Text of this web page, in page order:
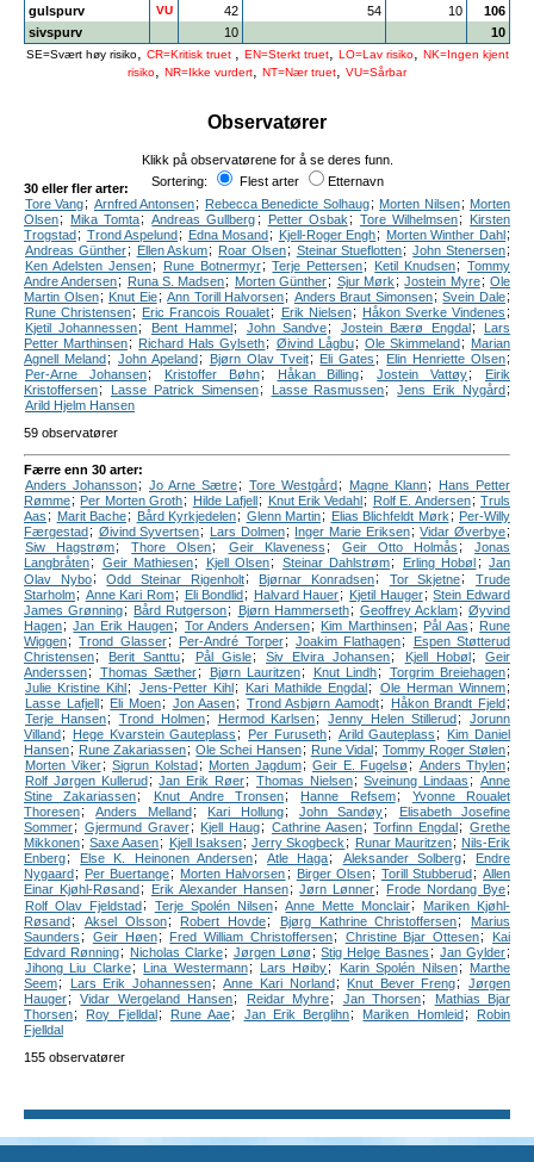
gulspurv
VU 42 54 10
106
sivspurv
10 10
SE=Svært høy risiko, CR=Kritisk truet , EN=Sterkt truet, LO=Lav risiko, NK=Ingen kjent
risiko, NR=Ikke vurdert, NT=Nær truet, VU=Sårbar
Observatører
Klikk på observatørene for å se deres funn.
Sortering:
Flest arter Etternavn
30 eller fler arter:
Tore Vang; Arnfred Antonsen; Rebecca Benedicte Solhaug; Morten Nilsen; Morten
Olsen; Mika Tomta; Andreas Gullberg ; Petter Osbak ; Tore Wilhelmsen;
Kirsten
Trogstad; Trond Aspelund; Edna Mosand; Kjell-Roger Engh; Morten Winther Dahl;
Andreas Günther; Ellen Askum; Roar Olsen; Steinar Stueflotten; John Stenersen;
Ken Adelsten Jensen; Rune Botnermyr ; Terje Pettersen; Ketil Knudsen; Tommy
Andre Andersen; Runa S. Madsen; Morten Günther; Sjur Mørk ; Jostein Myre; Ole
Martin Olsen ; Knut Eie; Ann Torill Halvorsen; Anders Braut Simonsen; Svein Dale;
Rune Christensen; Eric Francois Roualet; Erik Nielsen; Håkon Sverke Vindenes ;
Kjetil Johannessen; Bent Hammel; John Sandve; Jostein Bærø Engdal;
Lars
Petter Marthinsen; Richard Hals Gylseth; Øivind Lågbu; Ole Skimmeland; Marian
Agnell Meland; John Apeland; Bjørn Olav Tveit ; Eli Gates ; Elin Henriette Olsen;
Per-Arne Johansen; Kristoffer Bøhn; Håkan Billing; Jostein Vattøy;
Eirik
Kristoffersen; Lasse Patrick Simensen; Lasse Rasmussen; Jens Erik Nygård;
Arild Hjelm Hansen
59 observatører
Færre enn 30 arter:
Anders Johansson; Jo Arne Sætre; Tore Westgård ; Magne Klann;
Hans Petter
Rømme; Per Morten Groth; Hilde Lafjell ; Knut Erik Vedahl ; Rolf E. Andersen; Truls
Aas ; Marit Bache; Bård Kyrkjedelen; Glenn Martin; Elias Blichfeldt Mørk ; Per-Willy
Færgestad ; Øivind Syvertsen; Lars Dolmen; Inger Marie Eriksen; Vidar Øverbye;
Siw Hagstrøm; Thore Olsen; Geir Klaveness ; Geir Otto Holmås ; Jonas
Langbråten; Geir Mathiesen; Kjell Olsen; Steinar Dahlstrøm; Erling Hobøl ; Jan
Olav Nybo; Odd Steinar Rigenholt; Bjørnar Konradsen; Tor Skjetne; Trude
Starholm; Anne Kari Rom; Eli Bondlid; Halvard Hauer; Kjetil Hauger; Stein Edward
James Grønning; Bård Rutgerson; Bjørn Hammerseth; Geoffrey Acklam; Øyvind
Hagen; Jan Erik Haugen; Tor Anders Andersen; Kim Marthinsen; Pål Aas ; Rune
Wiggen; Trond Glasser; Per-André Torper ; Joakim Flathagen;
Espen Støtterud
Christensen; Berit Santtu; Pål Gisle; Siv Elvira Johansen; Kjell Hobøl; Geir
Anderssen; Thomas Sæther; Bjørn Lauritzen; Knut Lindh; Torgrim Breiehagen;
Julie Kristine Kihl; Jens-Petter Kihl; Kari Mathilde Engdal; Ole Herman Winnem;
Lasse Lafjell; Eli Moen; Jon Aasen; Trond Asbjørn Aamodt; Håkon Brandt Fjeld;
Terje Hansen; Trond Holmen; Hermod Karlsen; Jenny Helen Stillerud; Jorunn
Villand; Hege Kvarstein Gauteplass ; Per Furuseth; Arild Gauteplass ;
Kim Daniel
Hansen; Rune Zakariassen; Ole Schei Hansen ; Rune Vidal; Tommy Roger Stølen;
Morten Viker ; Sigrun Kolstad ; Morten Jagdum ; Geir E. Fugelsø ; Anders Thylen;
Rolf Jørgen Kullerud; Jan Erik Røer; Thomas Nielsen; Sveinung Lindaas ; Anne
Stine Zakariassen; Knut Andre Tronsen; Hanne Refsem ;
Yvonne Roualet
Thoresen; Anders Melland ; Kari Hollung ; John Sandøy;
Elisabeth Josefine
Sommer; Gjermund Graver ; Kjell Haug; Cathrine Aasen; Torfinn Engdal ; Grethe
Mikkonen; Saxe Aasen; Kjell Isaksen; Jerry Skogbeck ; Runar Mauritzen; Nils-Erik
Enberg; Else K. Heinonen Andersen; Atle Haga; Aleksander Solberg;
Endre
Nygaard ; Per Buertange; Morten Halvorsen ; Birger Olsen; Torill Stubberud ; Allen
Einar Kjøhl-Røsand ; Erik Alexander Hansen ; Jørn Lønner; Frode Nordang Bye;
Rolf Olav Fjeldstad; Terje Spolén Nilsen ; Anne Mette Monclair;
Mariken Kjøhl-
Røsand; Aksel Olsson ; Robert Hovde; Bjørg Kathrine Christoffersen;
Marius
Saunders ; Geir Høen ; Fred William Christoffersen; Christine Bjar Ottesen;
Kai
Edvard Rønning; Nicholas Clarke; Jørgen Lønø ; Stig Helge Basnes ; Jan Gylder;
Jihong Liu Clarke; Lina Westermann; Lars Høiby; Karin Spolén Nilsen;
Marthe
Seem; Lars Erik Johannessen; Anne Kari Norland; Knut Bever Freng; Jørgen
Hauger; Vidar Wergeland Hansen; Reidar Myhre; Jan Thorsen;
Mathias Bjar
Thorsen; Roy Fjelldal; Rune Aae; Jan Erik Berglihn; Mariken Homleid;
Robin
Fjelldal
155 observatører